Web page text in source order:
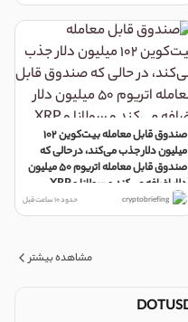
صندوق قابل معامله بیت‌کوین ۱۰۲
میلیون دلار جذب می‌کند، در حالی که
صندوق قابل معامله اتریوم ۵۰ میلیون
دلار اضافه می‌کند و سولانا و XRP
بی‌حرکت می‌مانند
cryptobriefing حدود 10 ساعت قبل
مشاهده بیشتر